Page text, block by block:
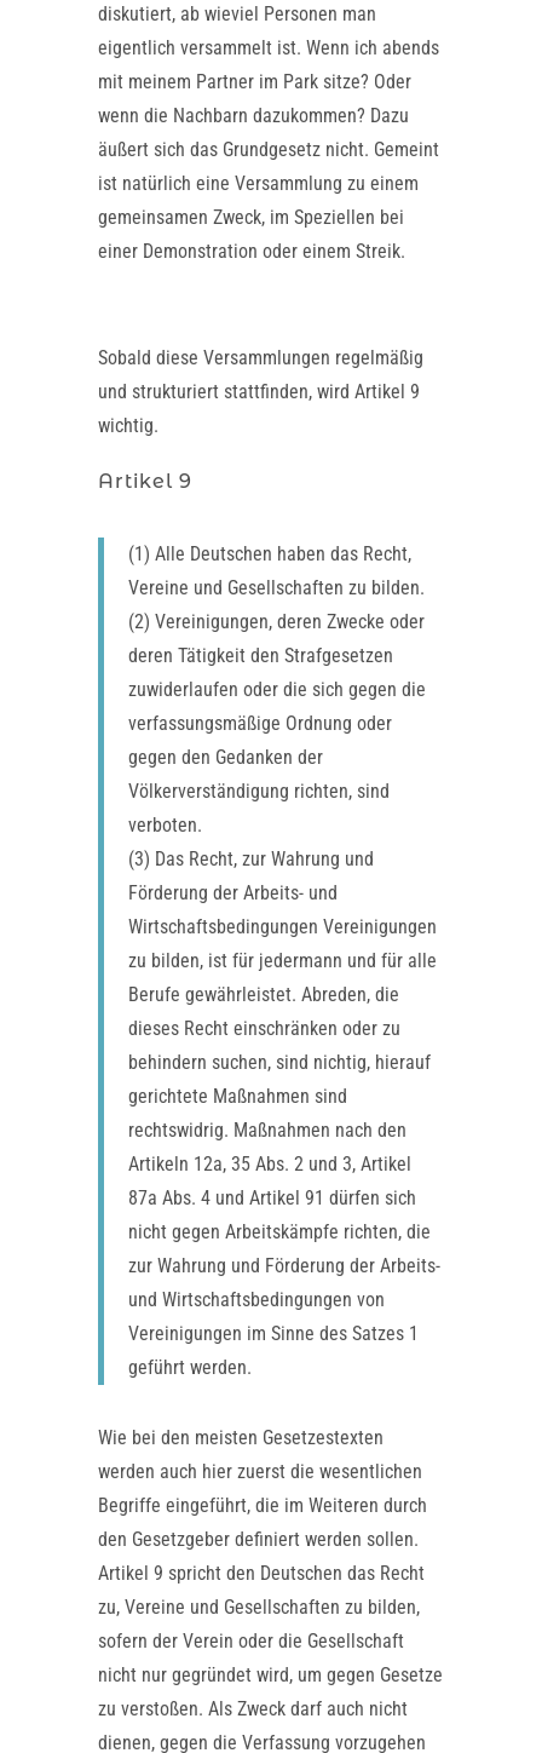
diskutiert, ab wieviel Personen man
eigentlich versammelt ist. Wenn ich abends
mit meinem Partner im Park sitze? Oder
wenn die Nachbarn dazukommen? Dazu
äußert sich das Grundgesetz nicht. Gemeint
ist natürlich eine Versammlung zu einem
gemeinsamen Zweck, im Speziellen bei
einer Demonstration oder einem Streik.
Sobald diese Versammlungen regelmäßig
und strukturiert stattfinden, wird Artikel 9
wichtig.
Artikel 9
(1) Alle Deutschen haben das Recht,
Vereine und Gesellschaften zu bilden.
(2) Vereinigungen, deren Zwecke oder
deren Tätigkeit den Strafgesetzen
zuwiderlaufen oder die sich gegen die
verfassungsmäßige Ordnung oder
gegen den Gedanken der
Völkerverständigung richten, sind
verboten.
(3) Das Recht, zur Wahrung und
Förderung der Arbeits- und
Wirtschaftsbedingungen Vereinigungen
zu bilden, ist für jedermann und für alle
Berufe gewährleistet. Abreden, die
dieses Recht einschränken oder zu
behindern suchen, sind nichtig, hierauf
gerichtete Maßnahmen sind
rechtswidrig. Maßnahmen nach den
Artikeln 12a, 35 Abs. 2 und 3, Artikel
87a Abs. 4 und Artikel 91 dürfen sich
nicht gegen Arbeitskämpfe richten, die
zur Wahrung und Förderung der Arbeits-
und Wirtschaftsbedingungen von
Vereinigungen im Sinne des Satzes 1
geführt werden.
Wie bei den meisten Gesetzestexten
werden auch hier zuerst die wesentlichen
Begriffe eingeführt, die im Weiteren durch
den Gesetzgeber definiert werden sollen.
Artikel 9 spricht den Deutschen das Recht
zu, Vereine und Gesellschaften zu bilden,
sofern der Verein oder die Gesellschaft
nicht nur gegründet wird, um gegen Gesetze
zu verstoßen. Als Zweck darf auch nicht
dienen, gegen die Verfassung vorzugehen